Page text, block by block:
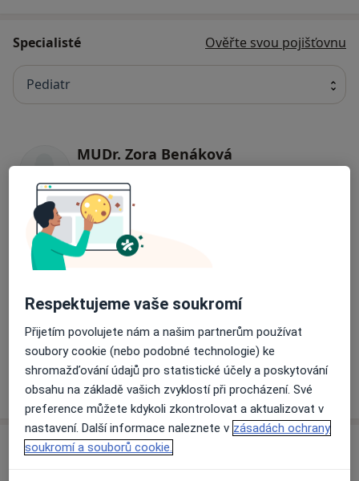
Specialisté Ověřte svou pojišťovnu
Pediatr
MUDr. Zora Benáková
Karel Kopecký
Jana Gregarová
Pediatr
9 názorů
Adresa
Respektujeme vaše soukromí
Přijetím povolujete nám a našim partnerům používat
soubory cookie (nebo podobné technologie) ke
shromažďování údajů pro statistické účely a poskytování
obsahu na základě vašich zvyklostí při procházení. Své
preference můžete kdykoli zkontrolovat a aktualizovat v
nastavení. Další informace naleznete v zásadách ochrany
soukromí a souborů cookie.